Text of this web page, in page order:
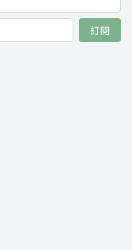
訂閱